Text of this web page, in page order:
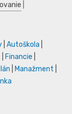
Autoškola
Financie
Manažment